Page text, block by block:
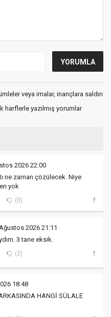
veya imalar, inançlara saldırı
harflerle yazılmış yorumlar
2026 22:00
ne zaman çözülecek. Niye
yok
(0)
2026 21:11
3 tane eksik.
(2)
18:48
HANGİ SÜLALE